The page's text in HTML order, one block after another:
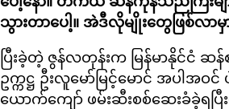
သွားတာပေါ့။ အဲဒီလိုမျိုးတွေဖြစ်
ပြီးခဲ့တဲ့ ဇွန်လတုန်းက မြန်မာနိုင်ငံ ဆန်
ဥက္ကဋ္ဌ ဦးလူမော်မြင့်မောင် အပါ
ယောက်ကျော် ဖမ်းဆီးစစ်ဆေးခံခဲ့ရ